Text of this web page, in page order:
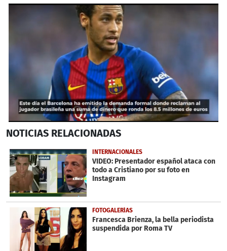
seconds
47
seconds
NOTICIAS RELACIONADAS
INTERNACIONALES
VIDEO: Presentador español ataca con
todo a Cristiano por su foto en
Instagram
FOTOGALERÍAS
Francesca Brienza, la bella periodista
suspendida por Roma TV